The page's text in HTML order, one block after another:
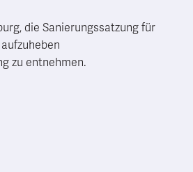
die Sanierungssatzung für
zu entnehmen.